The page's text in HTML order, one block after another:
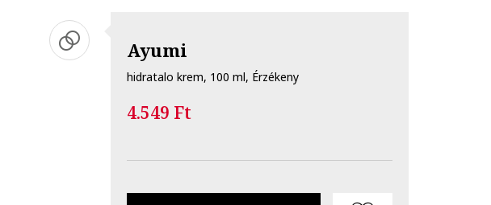
Ayumi
hidratalo krem, 100 ml, Érzékeny
4.549 Ft